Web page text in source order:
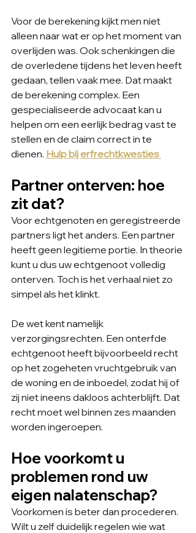
Voor de berekening kijkt men niet
alleen naar wat er op het moment van
overlijden was. Ook schenkingen die
de overledene tijdens het leven heeft
gedaan, tellen vaak mee. Dat maakt
de berekening complex. Een
gespecialiseerde advocaat kan u
helpen om een eerlijk bedrag vast te
stellen en de claim correct in te
dienen. Hulp bij erfrechtkwesties
Partner onterven: hoe
zit dat?
Voor echtgenoten en geregistreerde
partners ligt het anders. Een partner
heeft geen legitieme portie. In theorie
kunt u dus uw echtgenoot volledig
onterven. Toch is het verhaal niet zo
simpel als het klinkt.
De wet kent namelijk
verzorgingsrechten. Een onterfde
echtgenoot heeft bijvoorbeeld recht
op het zogeheten vruchtgebruik van
de woning en de inboedel, zodat hij of
zij niet ineens dakloos achterblijft. Dat
recht moet wel binnen zes maanden
worden ingeroepen.
Hoe voorkomt u
problemen rond uw
eigen nalatenschap?
Voorkomen is beter dan procederen.
Wilt u zelf duidelijk regelen wie wat